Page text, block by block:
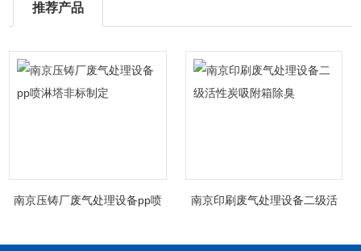
推荐产品
南京压铸厂废气处理设备pp喷
南京印刷废气处理设备二级活